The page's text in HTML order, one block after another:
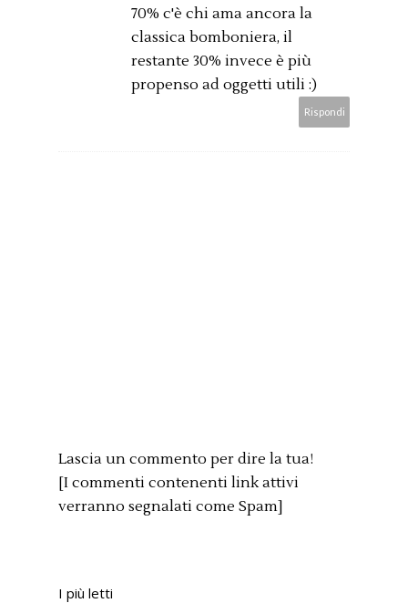
70% c'è chi ama ancora la
classica bomboniera, il
restante 30% invece è più
propenso ad oggetti utili :)
Rispondi
Lascia un commento per dire la tua!
[I commenti contenenti link attivi
verranno segnalati come Spam]
I più letti